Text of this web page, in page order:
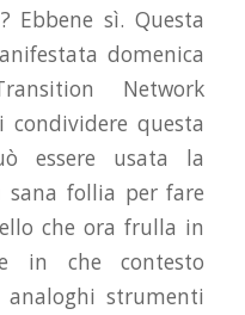
Ebbene sì. Questa
domenica
Network
condividere questa
essere usata la
follia per fare
che ora frulla in
in che contesto
strumenti